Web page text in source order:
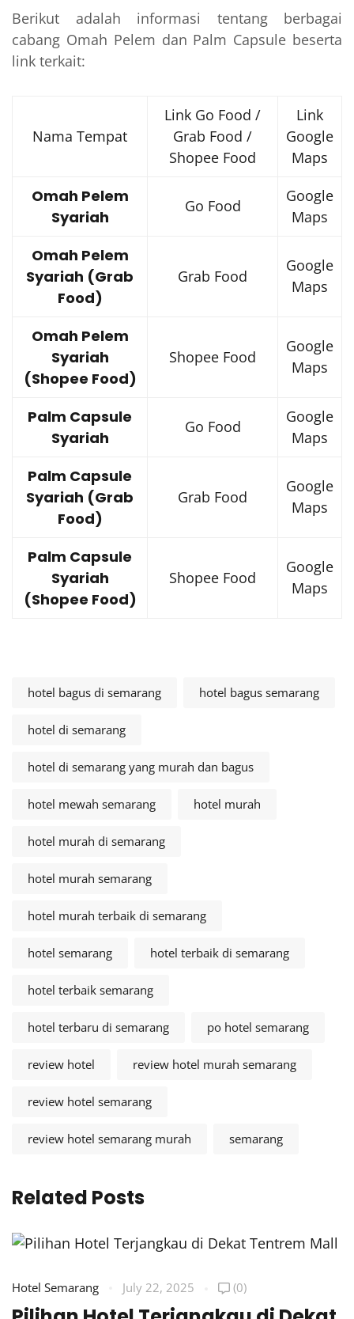
Berikut adalah informasi tentang berbagai
cabang Omah Pelem dan Palm Capsule beserta
link terkait:
Nama Tempat
Link Go Food /
Grab Food /
Shopee Food
Link
Google
Maps
Omah Pelem
Syariah
Go Food
Google
Maps
Omah Pelem
Syariah (Grab
Food)
Grab Food
Google
Maps
Omah Pelem
Syariah
(Shopee Food)
Shopee Food
Google
Maps
Palm Capsule
Syariah
Go Food
Google
Maps
Palm Capsule
Syariah (Grab
Food)
Grab Food
Google
Maps
Palm Capsule
Syariah
(Shopee Food)
Shopee Food
Google
Maps
hotel bagus di semarang hotel bagus semarang
hotel di semarang
hotel di semarang yang murah dan bagus
hotel mewah semarang hotel murah
hotel murah di semarang
hotel murah semarang
hotel murah terbaik di semarang
hotel semarang hotel terbaik di semarang
hotel terbaik semarang
hotel terbaru di semarang po hotel semarang
review hotel review hotel murah semarang
review hotel semarang
review hotel semarang murah semarang
Related Posts
Hotel Semarang July 22, 2025 (0)